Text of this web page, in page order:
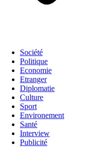
Société
Politique
Economie
Etranger
Diplomatie
Culture
Sport
Environement
Santé
Interview
Publicité